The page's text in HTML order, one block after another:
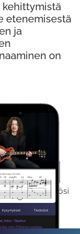
käyttöösi
kehittymistä
etenemisestä
ja
on